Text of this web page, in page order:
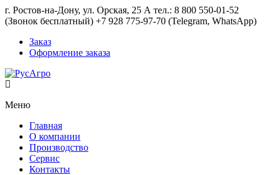
г. Ростов-на-Дону, ул. Орская, 25 А тел.: 8 800 550-01-52
(Звонок бесплатный) +7 928 775-97-70 (Telegram, WhatsApp)
Заказ
Оформление заказа
Меню
Главная
О компании
Производство
Сервис
Контакты